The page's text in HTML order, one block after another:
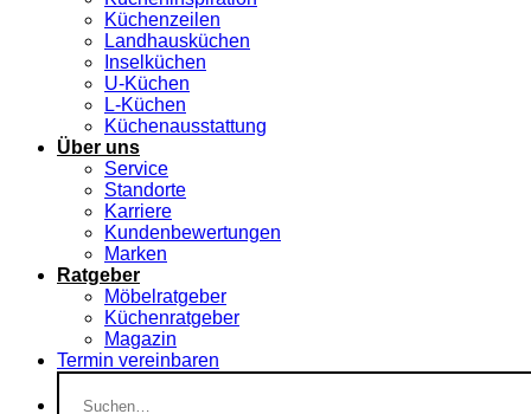
Küchenzeilen
Landhausküchen
Inselküchen
U-Küchen
L-Küchen
Küchenausstattung
Über uns
Service
Standorte
Karriere
Kundenbewertungen
Marken
Ratgeber
Möbelratgeber
Küchenratgeber
Magazin
Termin vereinbaren
Suchen
nach: